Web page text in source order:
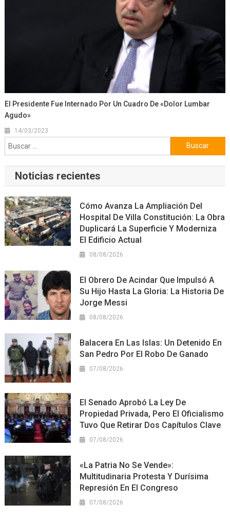
El Presidente Fue Internado Por Un Cuadro De «dolor Lumbar
Agudo»
14/03/2023
Buscar:
Noticias recientes
Cómo Avanza La Ampliación Del
Hospital De Villa Constitución: La Obra
Duplicará La Superficie Y Moderniza
El Edificio Actual
08/08/2026
El Obrero De Acindar Que Impulsó A
Su Hijo Hasta La Gloria: La Historia De
Jorge Messi
08/08/2026
Balacera En Las Islas: Un Detenido En
San Pedro Por El Robo De Ganado
07/08/2026
El Senado Aprobó La Ley De
Propiedad Privada, Pero El Oficialismo
Tuvo Que Retirar Dos Capítulos Clave
07/08/2026
«La Patria No Se Vende»:
Multitudinaria Protesta Y Durísima
Represión En El Congreso
07/08/2026